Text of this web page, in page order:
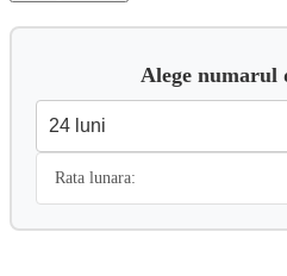
Alege numarul
Rata lunara: